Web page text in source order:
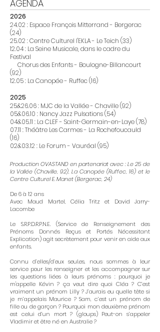
AGENDA
2026
24.02 : Espace François Mitterrand - Bergerac
(24)
25.02 : Centre Culturel l'EKLA - Le Teich (33)
12.04 : La Seine Musicale, dans le cadre du
Festival
Chorus des Enfants - Boulogne-Billancourt
(92)
12.05 : La Canopée - Ruffec (16)
2025
25&26.06 : MJC de la Vallée - Chaville (92)
05&06.10 : Nancy Jazz Pulsations (54)
04&05.11 : La CLEF - Saint-Germain-en-Laye (78)
07.11 : Théâtre Les Carmes - La Rochefoucauld
(16)
02&03.12 : Le Forum - Vauréal (95)
Production OVASTAND en partenariat avec : Le 25 de
la Vallée (Chaville, 92), La Canopée (Ruffec, 16) et le
Centre Culturel E. Manet (Bergerac, 24)
De 6 à 12 ans
Avec Maud Martel, Célia Tritz et David Jarry-
Lacombe
Le S.R.P.D.R.P.N.E. (Service de Renseignement des
Prénoms Donnés Reçus et Portés Nécessitant
Explication) agit secrètement pour venir en aide aux
enfants.
Connu d’elles/d’eux seul.es, nous sommes à leur
service pour les renseigner et les accompagner sur
les questions liées à leurs prénoms : pourquoi je
m'appelle Kévin ? ça veut dire quoi Cléa ? C’est
vraiment un prénom Lilly ? J’aurais eu quelle tête si
je m’appelais Maurice ? Sam, c’est un prénom de
fille ou de garçon ? Pourquoi mon deuxième prénom
est celui d’un mort ? (gloups) Peut-on s’appeler
Vladimir et être né en Australie ?